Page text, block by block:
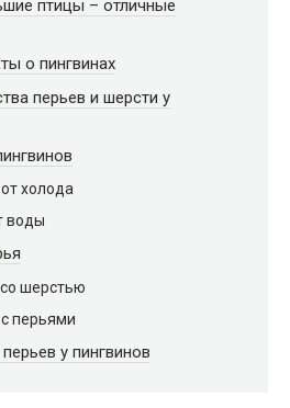
птицы – отличные
о пингвинах
перьев и шерсти у
холода
воды
шерстью
перьями
у пингвинов